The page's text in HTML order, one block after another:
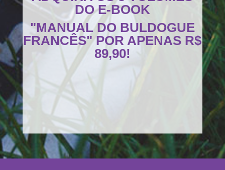
DO E-BOOK
"MANUAL DO BULDOGUE
FRANCÊS" POR APENAS R$
89,90!